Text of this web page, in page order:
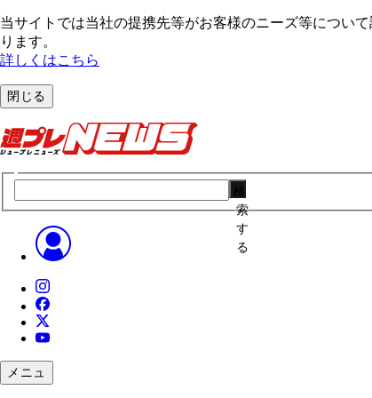
当サイトでは当社の提携先等がお客様のニーズ等につい
ります。
詳しくはこちら
閉じる
索
す
る
メニュ